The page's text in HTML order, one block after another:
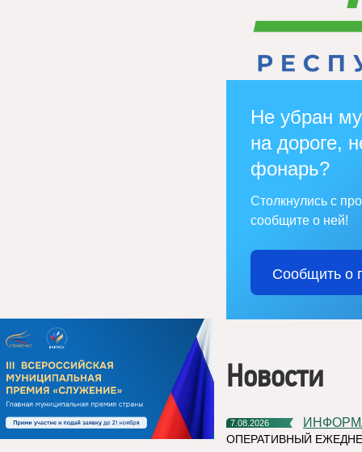
Не убран
на дороге,
фонарь?
Столкнулись с
сообщите о ней!
Сообщить о
Новости
7.08.2026
ОПЕРАТИВНЫЙ